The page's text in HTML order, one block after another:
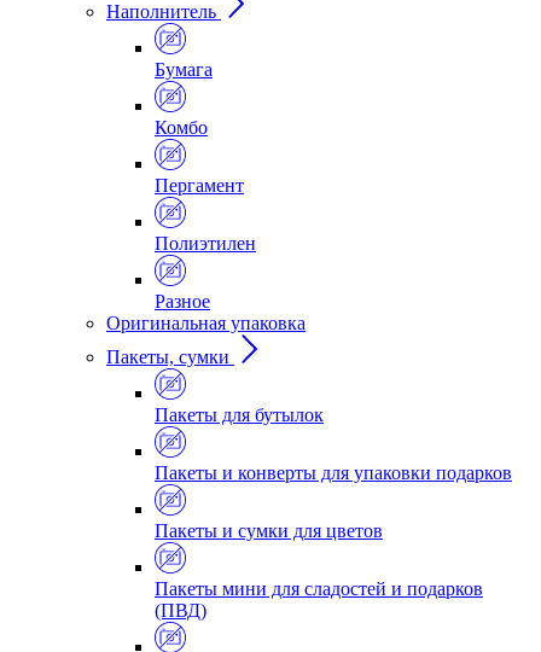
Наполнитель
Бумага
Комбо
Пергамент
Полиэтилен
Разное
Оригинальная упаковка
Пакеты, сумки
Пакеты для бутылок
Пакеты и конверты для упаковки подарков
Пакеты и сумки для цветов
Пакеты мини для сладостей и подарков
(ПВД)